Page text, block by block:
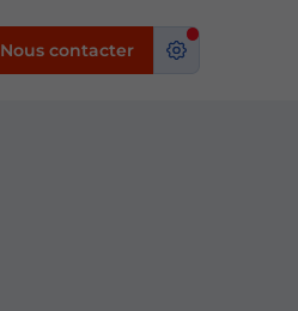
Nous contacter